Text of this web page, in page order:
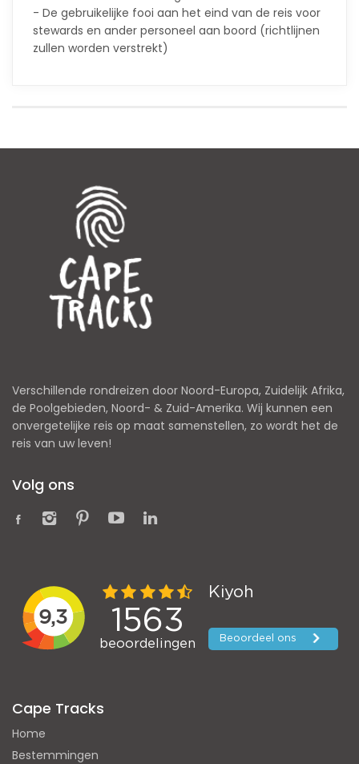
- De gebruikelijke fooi aan het eind van de reis voor
stewards en ander personeel aan boord (richtlijnen
zullen worden verstrekt)
Verschillende rondreizen door Noord-Europa, Zuidelijk Afrika,
de Poolgebieden, Noord- & Zuid-Amerika. Wij kunnen een
onvergetelijke reis op maat samenstellen, zo wordt het de
reis van uw leven!
Volg ons
Cape Tracks
Home
Bestemmingen